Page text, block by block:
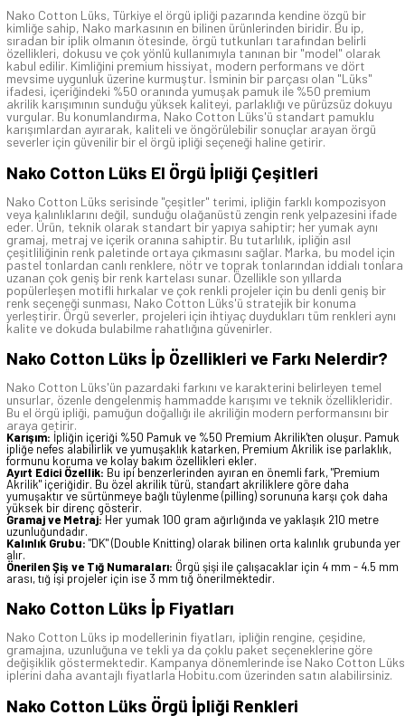
Nako Cotton Lüks, Türkiye el örgü ipliği pazarında kendine özgü bir
kimliğe sahip, Nako markasının en bilinen ürünlerinden biridir. Bu ip,
sıradan bir iplik olmanın ötesinde, örgü tutkunları tarafından belirli
özellikleri, dokusu ve çok yönlü kullanımıyla tanınan bir "model" olarak
kabul edilir. Kimliğini premium hissiyat, modern performans ve dört
mevsime uygunluk üzerine kurmuştur. İsminin bir parçası olan "Lüks"
ifadesi, içeriğindeki %50 oranında yumuşak pamuk ile %50 premium
akrilik karışımının sunduğu yüksek kaliteyi, parlaklığı ve pürüzsüz dokuyu
vurgular. Bu konumlandırma, Nako Cotton Lüks'ü standart pamuklu
karışımlardan ayırarak, kaliteli ve öngörülebilir sonuçlar arayan örgü
severler için güvenilir bir el örgü ipliği seçeneği haline getirir.
Nako Cotton Lüks El Örgü İpliği Çeşitleri
Nako Cotton Lüks serisinde "çeşitler" terimi, ipliğin farklı kompozisyon
veya kalınlıklarını değil, sunduğu olağanüstü zengin renk yelpazesini ifade
eder. Ürün, teknik olarak standart bir yapıya sahiptir; her yumak aynı
gramaj, metraj ve içerik oranına sahiptir. Bu tutarlılık, ipliğin asıl
çeşitliliğinin renk paletinde ortaya çıkmasını sağlar. Marka, bu model için
pastel tonlardan canlı renklere, nötr ve toprak tonlarından iddialı tonlara
uzanan çok geniş bir renk kartelası sunar. Özellikle son yıllarda
popülerleşen motifli hırkalar ve çok renkli projeler için bu denli geniş bir
renk seçeneği sunması, Nako Cotton Lüks'ü stratejik bir konuma
yerleştirir. Örgü severler, projeleri için ihtiyaç duydukları tüm renkleri aynı
kalite ve dokuda bulabilme rahatlığına güvenirler.
Nako Cotton Lüks İp Özellikleri ve Farkı Nelerdir?
Nako Cotton Lüks'ün pazardaki farkını ve karakterini belirleyen temel
unsurlar, özenle dengelenmiş hammadde karışımı ve teknik özellikleridir.
Bu el örgü ipliği, pamuğun doğallığı ile akriliğin modern performansını bir
araya getirir.
Karışım: İpliğin içeriği %50 Pamuk ve %50 Premium Akrilik'ten oluşur. Pamuk
ipliğe nefes alabilirlik ve yumuşaklık katarken, Premium Akrilik ise parlaklık,
formunu koruma ve kolay bakım özellikleri ekler.
Ayırt Edici Özellik: Bu ipi benzerlerinden ayıran en önemli fark, "Premium
Akrilik" içeriğidir. Bu özel akrilik türü, standart akriliklere göre daha
yumuşaktır ve sürtünmeye bağlı tüylenme (pilling) sorununa karşı çok daha
yüksek bir direnç gösterir.
Gramaj ve Metraj: Her yumak 100 gram ağırlığında ve yaklaşık 210 metre
uzunluğundadır.
Kalınlık Grubu: "DK" (Double Knitting) olarak bilinen orta kalınlık grubunda yer
alır.
Önerilen Şiş ve Tığ Numaraları: Örgü şişi ile çalışacaklar için 4 mm - 4.5 mm
arası, tığ işi projeler için ise 3 mm tığ önerilmektedir.
Nako Cotton Lüks İp Fiyatları
Nako Cotton Lüks ip modellerinin fiyatları, ipliğin rengine, çeşidine,
gramajına, uzunluğuna ve tekli ya da çoklu paket seçeneklerine göre
değişiklik göstermektedir. Kampanya dönemlerinde ise Nako Cotton Lüks
iplerini daha avantajlı fiyatlarla Hobitu.com üzerinden satın alabilirsiniz.
Nako Cotton Lüks Örgü İpliği Renkleri